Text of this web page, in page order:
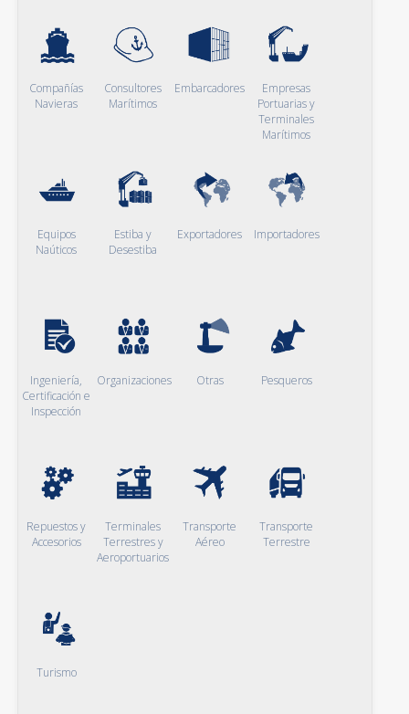
Compañías
Navieras
Consultores
Marítimos
Embarcadores
Empresas
Portuarias y
Terminales
Marítimos
Equipos
Naúticos
Estiba y
Desestiba
Exportadores Importadores
Ingeniería,
Certificación e
Inspección
Organizaciones Otras Pesqueros
Repuestos y
Accesorios
Terminales
Terrestres y
Aeroportuarios
Transporte
Aéreo
Transporte
Terrestre
Turismo